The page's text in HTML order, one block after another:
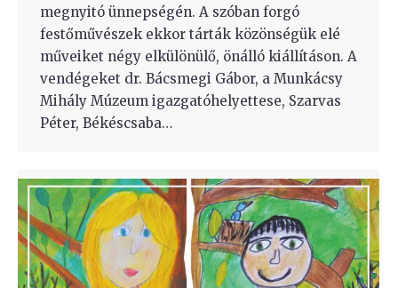
megnyitó ünnepségén. A szóban forgó
festőművészek ekkor tárták közönségük elé
műveiket négy elkülönülő, önálló kiállításon. A
vendégeket dr. Bácsmegi Gábor, a Munkácsy
Mihály Múzeum igazgatóhelyettese, Szarvas
Péter, Békéscsaba…